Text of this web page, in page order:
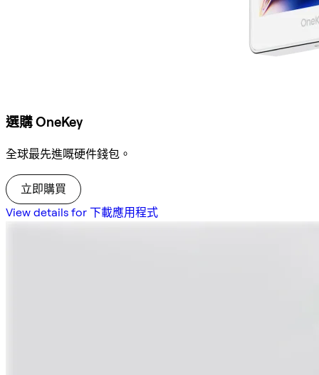
選購 OneKey
全球最先進嘅硬件錢包。
立即購買
View details for 下載應用程式